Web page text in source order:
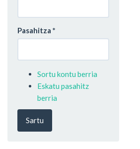
Pasahitza *
Sortu kontu berria
Eskatu pasahitz
berria
Sartu